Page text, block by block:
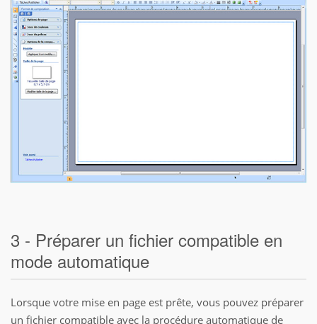
3 - Préparer un fichier compatible en
mode automatique
Lorsque votre mise en page est prête, vous pouvez préparer
un fichier compatible avec la procédure automatique de